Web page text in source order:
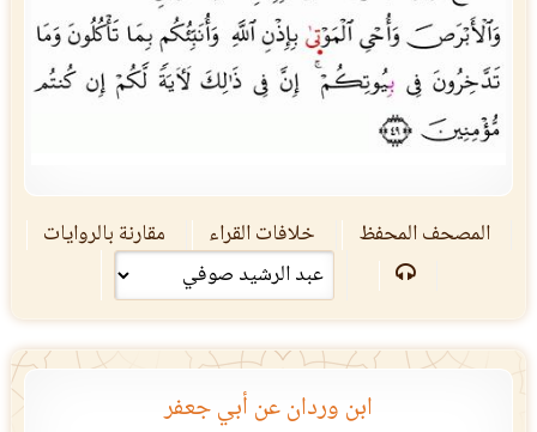
المصحف المحفظ خلافات القراء مقارنة بالروايات
ابن وردان عن أبي جعفر